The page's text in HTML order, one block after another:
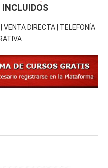
de Frutas (60
Animal en el Transporte
(120 horas)
de Productos
INCLUIDOS
VENTA DIRECTA | TELEFONÍA